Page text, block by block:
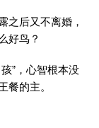
之后又不离婚，
好鸟？
”，心智根本没
餐的主。